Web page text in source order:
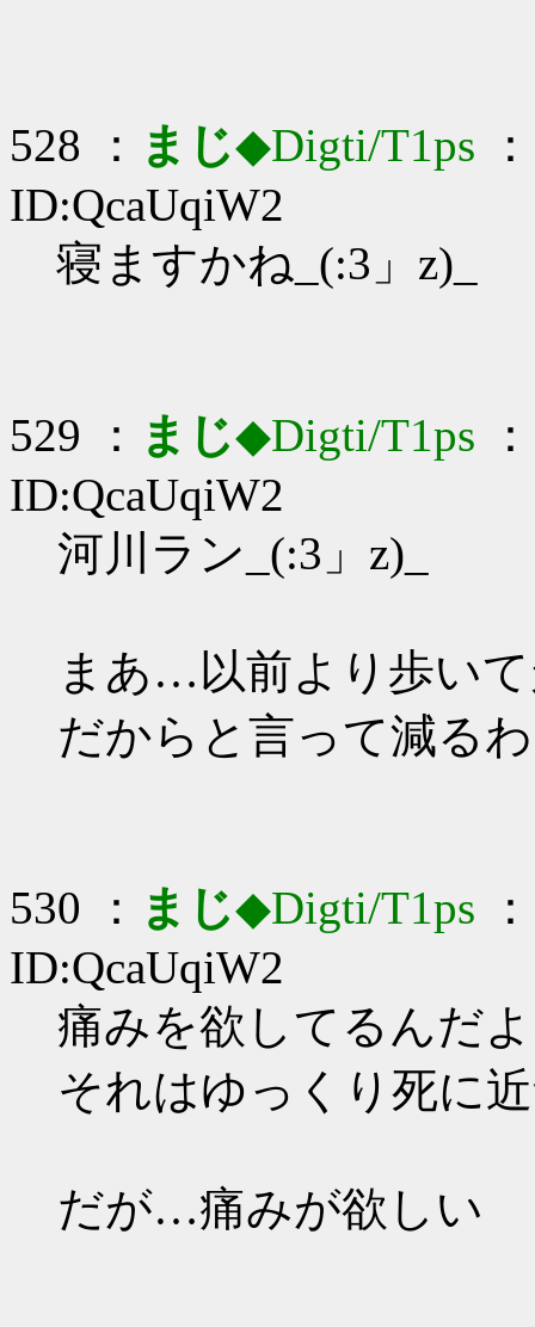
528 ： まじ◆Digti/T1ps
ID:QcaUqiW2
寝ますかね_(:3」z)_
529 ： まじ◆Digti/T1ps
ID:QcaUqiW2
河川ラン_(:3」z)_
まあ…以前より歩い
だからと言って減る
530 ： まじ◆Digti/T1ps
ID:QcaUqiW2
痛みを欲してるんだ
それはゆっくり死に
だが…痛みが欲しい